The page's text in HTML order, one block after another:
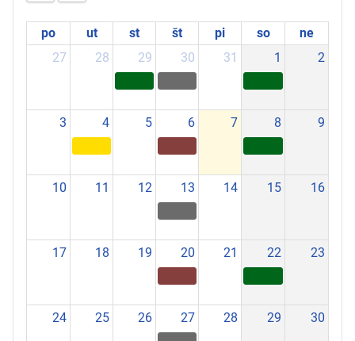
po ut st št pi so
ne
27
28 29 30 31 1 2
3 4 5 6 7 8 9
10 11 12 13 14 15 16
17 18 19 20 21 22 23
24 25 26 27 28 29 30